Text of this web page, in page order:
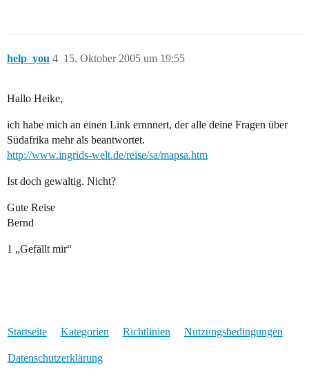
help_you 15. Oktober 2005 um 19:55
4
Hallo Heike,
ich habe mich an einen Link ernnnert, der alle deine Fragen über
Südafrika mehr als beantwortet.
http://www.ingrids-welt.de/reise/sa/mapsa.htm
Ist doch gewaltig. Nicht?
Gute Reise
Bernd
1 „Gefällt mir“
Startseite Kategorien Richtlinien Nutzungsbedingungen
Datenschutzerklärung